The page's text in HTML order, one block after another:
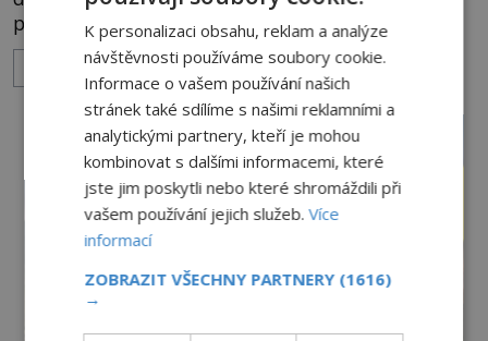
parkovišti a kouří cigaretu. Když odhodí vajgl a
chystá se nastoupit do auta, přijdou k němu dva
mladí chlapci, kterým může být okolo 14 let.
„Pane, byl byste tak laskav a svezl nás domů? Je to
pouhých několik minut od tohoto parkoviště,“
zeptá se suverénně jeden z nich. P
ZOBRAZIT VÍCE
K personalizaci obsahu, reklam a analýze
návštěvnosti používáme soubory cookie.
Informace o vašem používání našich
stránek také sdílíme s našimi reklamními a
analytickými partnery, kteří je mohou
kombinovat s dalšími informacemi, které
jste jim poskytli nebo které shromáždili při
vašem používání jejich služeb.Více
informací
ZOBRAZIT VŠECHNY PARTNERY (1616)
→